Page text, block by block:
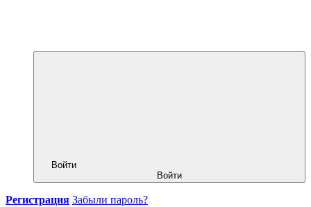
Войти
Войти
Регистрация Забыли пароль?